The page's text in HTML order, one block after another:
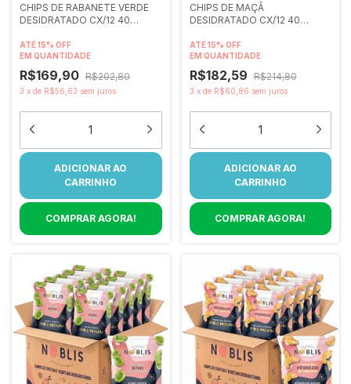
CHIPS DE RABANETE VERDE
DESIDRATADO CX/12 40
ATÉ 15% OFF
EM QUANTIDADE
R$169,90 R$202,80
3 x de R$56,63 sem juros
CHIPS DE MAÇÃ
DESIDRATADO CX/12 40
ATÉ 15% OFF
EM QUANTIDADE
R$182,59 R$214,80
3 x de R$60,86 sem juros